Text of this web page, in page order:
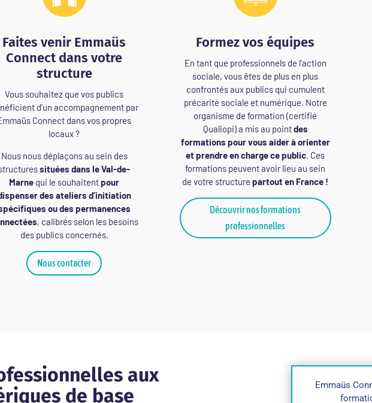
Faites venir Emmaüs
Connect dans votre
structure
Vous souhaitez que vos publics
d’un accompagnement par
Connect dans vos propres
locaux ?
Nous nous déplaçons au sein des
situées dans le Val-de-
Marne qui le souhaitentpour
des ateliers d’initiation
ou des permanences
, calibrés selon les besoins
des publics concernés.
Nous contacter
Formez vos équipes
En tant que professionnels de l’action
sociale, vous êtes de plus en plus
confrontés aux publics qui cumulent
précarité sociale et numérique. Notre
organisme de formation (certifié
Qualiopi) a mis au pointdes
formations pour vous aiderà orienter
et prendre en charge ce public. Ces
formations peuvent avoir lieu au sein
de votre structurepartout en France !
Découvrir nos formations
professionnelles
aux
de base
Emmaüs